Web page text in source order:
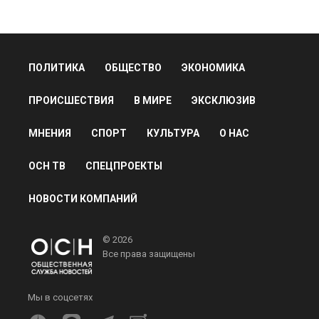
ПОЛИТИКА ОБЩЕСТВО ЭКОНОМИКА
ПРОИСШЕСТВИЯ В МИРЕ ЭКСКЛЮЗИВ
МНЕНИЯ СПОРТ КУЛЬТУРА О НАС
ОСН ТВ СПЕЦПРОЕКТЫ
НОВОСТИ КОМПАНИЙ
© 2026
Все права защищены
Мы в соцсетях